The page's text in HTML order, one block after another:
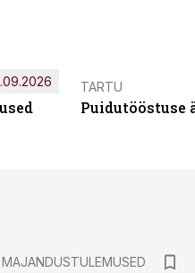
TARTU
Puidutööstuse
MAJANDUSTULEMUSED